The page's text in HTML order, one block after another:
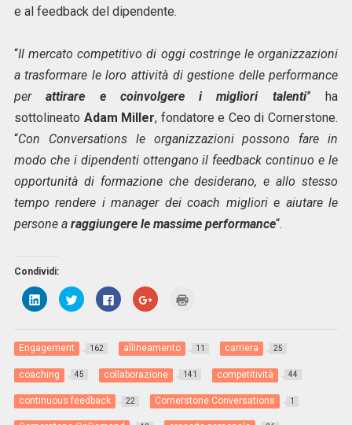
e al feedback del dipendente.
“Il mercato competitivo di oggi costringe le organizzazioni
a trasformare le loro attività di gestione delle performance
perattirare e coinvolgere i migliori talenti” ha
sottolineato Adam Miller, fondatore e Ceo di Cornerstone.
“Con Conversations le organizzazioni possono fare in
modo che i dipendenti ottengano il feedback continuo e le
opportunità di formazione che desiderano, e allo stesso
tempo rendere i manager dei coach migliori e aiutare le
persone a raggiungere le massime performance“.
Condividi:
F
a
i
c
u
i
e
r
c
F
a
i
c
u
i
e
r
c
F
a
c
e
r
n
d
F
a
i
c
u
i
e
r
u
i
e
r
s
Engagement 162 allineamento 11 carriera 25
coaching 45 collaborazione 141 competitività 44
continuous feedback 22 Cornerstone Conversations 1